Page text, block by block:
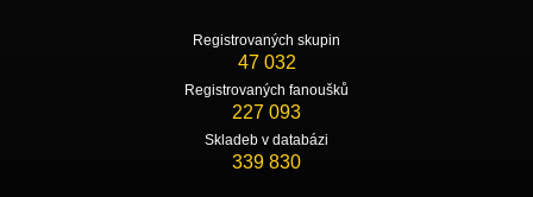
Registrovaných skupin
47 032
Registrovaných fanoušků
227 093
Skladeb v databázi
339 830